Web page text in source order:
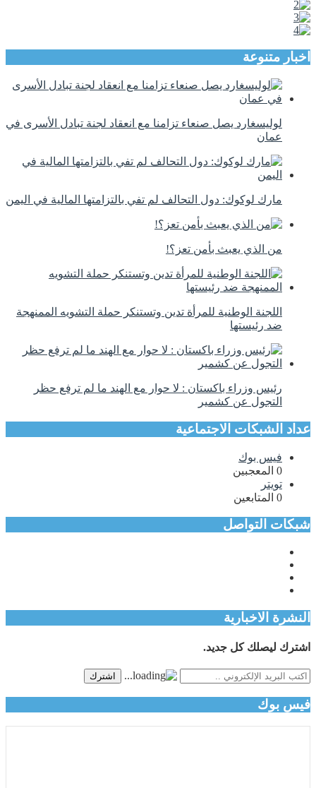
اخبار متنوعة
لوليسغارد يصل صنعاء تزامنا مع انعقاد لجنة تبادل الأسرى في
عمان
مارك لوكوك: دول التحالف لم تفي بالتزامتها المالية في اليمن
من الذي يعبث بأمن تعز؟!
اللجنة الوطنية للمرأة تدين وتستنكر حملة التشويه الممنهجة
ضد رئيستها
رئيس وزراء باكستان : لا حوار مع الهند ما لم ترفع حظر
التجول عن كشمير
عداد الشبكات الاجتماعية
فيس بوك
0 المعجبين
تويتر
0 المتابعين
شبكات التواصل
النشرة الاخبارية
اشترك ليصلك كل جديد.
اشترك
فيس بوك